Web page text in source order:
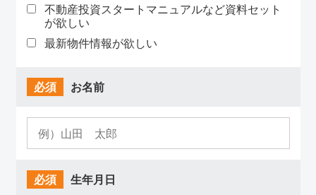
不動産投資スタートマニュアルなど資料セット
が欲しい
最新物件情報が欲しい
必須 お名前
必須 生年月日